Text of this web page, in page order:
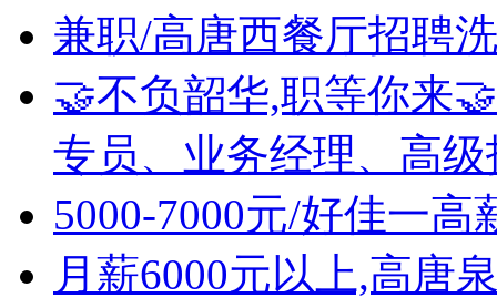
兼职/高唐西餐厅招聘
🤝不负韶华,职等你来
专员、业务经理、高
5000-7000元/好佳一高
月薪6000元以上,高唐